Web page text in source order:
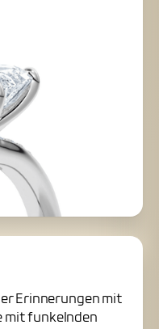
Erinnerungen mit
mit funkelnden